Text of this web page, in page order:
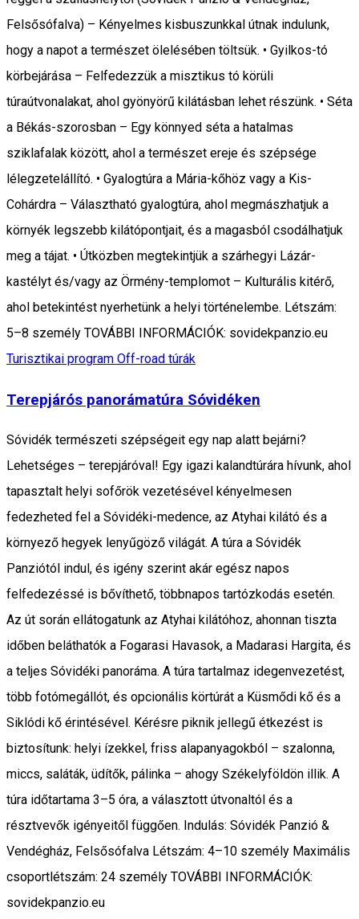
Felsősófalva) – Kényelmes kisbuszunkkal útnak indulunk,
hogy a napot a természet ölelésében töltsük. • Gyilkos-tó
körbejárása – Felfedezzük a misztikus tó körüli
túraútvonalakat, ahol gyönyörű kilátásban lehet részünk. • Séta
a Békás-szorosban – Egy könnyed séta a hatalmas
sziklafalak között, ahol a természet ereje és szépsége
lélegzetelállító. • Gyalogtúra a Mária-kőhöz vagy a Kis-
Cohárdra – Választható gyalogtúra, ahol megmászhatjuk a
környék legszebb kilátópontjait, és a magasból csodálhatjuk
meg a tájat. • Útközben megtekintjük a szárhegyi Lázár-
kastélyt és/vagy az Örmény-templomot – Kulturális kitérő,
ahol betekintést nyerhetünk a helyi történelembe. Létszám:
5–8 személy TOVÁBBI INFORMÁCIÓK: sovidekpanzio.eu
Turisztikai program Off-road túrák
Terepjárós panorámatúra Sóvidéken
Sóvidék természeti szépségeit egy nap alatt bejárni?
Lehetséges – terepjáróval! Egy igazi kalandtúrára hívunk, ahol
tapasztalt helyi sofőrök vezetésével kényelmesen
fedezheted fel a Sóvidéki-medence, az Atyhai kilátó és a
környező hegyek lenyűgöző világát. A túra a Sóvidék
Panziótól indul, és igény szerint akár egész napos
felfedezéssé is bővíthető, többnapos tartózkodás esetén.
Az út során ellátogatunk az Atyhai kilátóhoz, ahonnan tiszta
időben beláthatók a Fogarasi Havasok, a Madarasi Hargita, és
a teljes Sóvidéki panoráma. A túra tartalmaz idegenvezetést,
több fotómegállót, és opcionális körtúrát a Küsmődi kő és a
Siklódi kő érintésével. Kérésre piknik jellegű étkezést is
biztosítunk: helyi ízekkel, friss alapanyagokból – szalonna,
miccs, saláták, üdítők, pálinka – ahogy Székelyföldön illik. A
túra időtartama 3–5 óra, a választott útvonaltól és a
résztvevők igényeitől függően. Indulás: Sóvidék Panzió &
Vendégház, Felsősófalva Létszám: 4–10 személy Maximális
csoportlétszám: 24 személy TOVÁBBI INFORMÁCIÓK:
sovidekpanzio.eu